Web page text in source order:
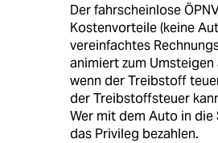
Der fahrscheinlose
Kostenvorteile (keine
vereinfachtes
animiert zum Umsteigen
wenn der Treibstoff
der Treibstoffsteuer
Wer mit dem Auto in
das Privileg bezahlen.